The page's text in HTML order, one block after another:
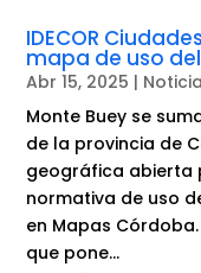
IDECOR
mapa de uso
Abr 15, 2025 |
Monte Buey se
de la provincia de
geográfica abierta
normativa de uso
en Mapas
que pone...